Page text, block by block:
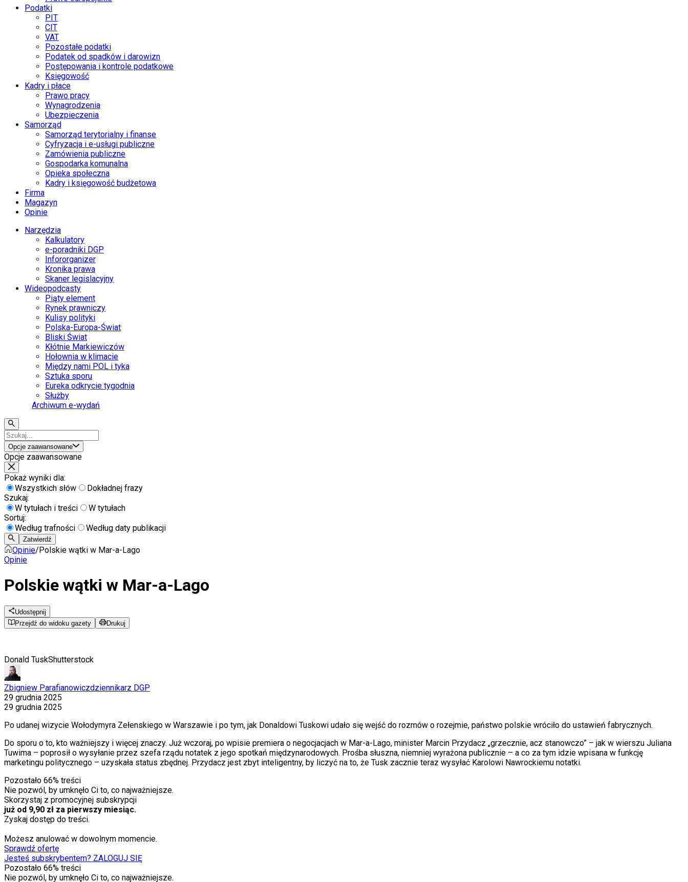
Podatki
PIT
CIT
VAT
Pozostałe podatki
Podatek od spadków i darowizn
Postępowania i kontrole podatkowe
Księgowość
Kadry i płace
Prawo pracy
Wynagrodzenia
Ubezpieczenia
Samorząd
Samorząd terytorialny i finanse
Cyfryzacja i e-usługi publiczne
Zamówienia publiczne
Gospodarka komunalna
Opieka społeczna
Kadry i księgowość budżetowa
Firma
Magazyn
Opinie
Narzędzia
Kalkulatory
e-poradniki DGP
Infororganizer
Kronika prawa
Skaner legislacyjny
Wideopodcasty
Piąty element
Rynek prawniczy
Kulisy polityki
Polska-Europa-Świat
Bliski Świat
Kłótnie Markiewiczów
Hołownia w klimacie
Między nami POL i tyka
Sztuka sporu
Eureka odkrycie tygodnia
Służby
Archiwum e-wydań
Opcje zaawansowane
Opcje zaawansowane
Pokaż wyniki dla:
Wszystkich słów
Dokładnej frazy
Szukaj:
W tytułach i treści
W tytułach
Sortuj:
Według trafności
Według daty publikacji
Zatwierdź
Opinie/Polskie wątki w Mar-a-Lago
Opinie
Polskie wątki w Mar-a-Lago
Udostępnij
Przejdź do widoku gazety
Drukuj
Donald TuskShutterstock
Zbigniew Parafianowiczdziennikarz DGP
29 grudnia 2025
29 grudnia 2025
Po udanej wizycie Wołodymyra Zełenskiego w Warszawie i po tym, jak Donaldowi Tuskowi udało się wejść do rozmów o rozejmie, państwo polskie wróciło do ustawień fabrycznych.
Do sporu o to, kto ważniejszy i więcej znaczy. Już wczoraj, po wpisie premiera o negocjacjach w Mar-a-Lago, minister Marcin Przydacz „grzecznie, acz stanowczo” – jak w wierszu Juliana
Tuwima – poprosił o wysyłanie przez szefa rządu notatek z jego spotkań międzynarodowych. Prośba słuszna, niemniej wyrażona publicznie – a co za tym idzie wpisana w funkcję
marketingu politycznego – uzyskała status zbędnej. Przydacz jest zbyt inteligentny, by liczyć na to, że Tusk zacznie teraz wysyłać Karolowi Nawrockiemu notatki.
Pozostało 66% treści
Nie pozwól, by umknęło Ci to, co najważniejsze.
Skorzystaj z promocyjnej subskrypcji
już od 9,90 zł za pierwszy miesiąc.
Zyskaj dostęp do treści.
Możesz anulować w dowolnym momencie.
Sprawdź ofertę
Jesteś subskrybentem? ZALOGUJ SIĘ
Pozostało 66% treści
Nie pozwól, by umknęło Ci to, co najważniejsze.